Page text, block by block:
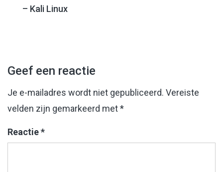
navigatie
– Kali Linux
Geef een reactie
Je e-mailadres wordt niet gepubliceerd. Vereiste
velden zijn gemarkeerd met*
Reactie*